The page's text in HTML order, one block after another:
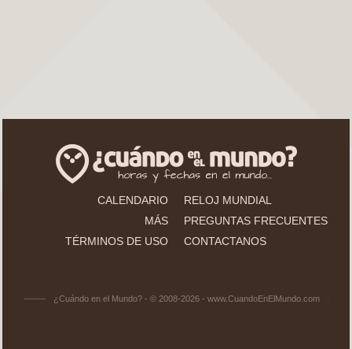
CALENDARIO
RELOJ MUNDIAL
MÁS
PREGUNTAS FRECUENTES
TÉRMINOS DE USO
CONTACTANOS
¿Cuándo en el Mundo? - © 2008-2026 - www.CuandoEnElMundo.com